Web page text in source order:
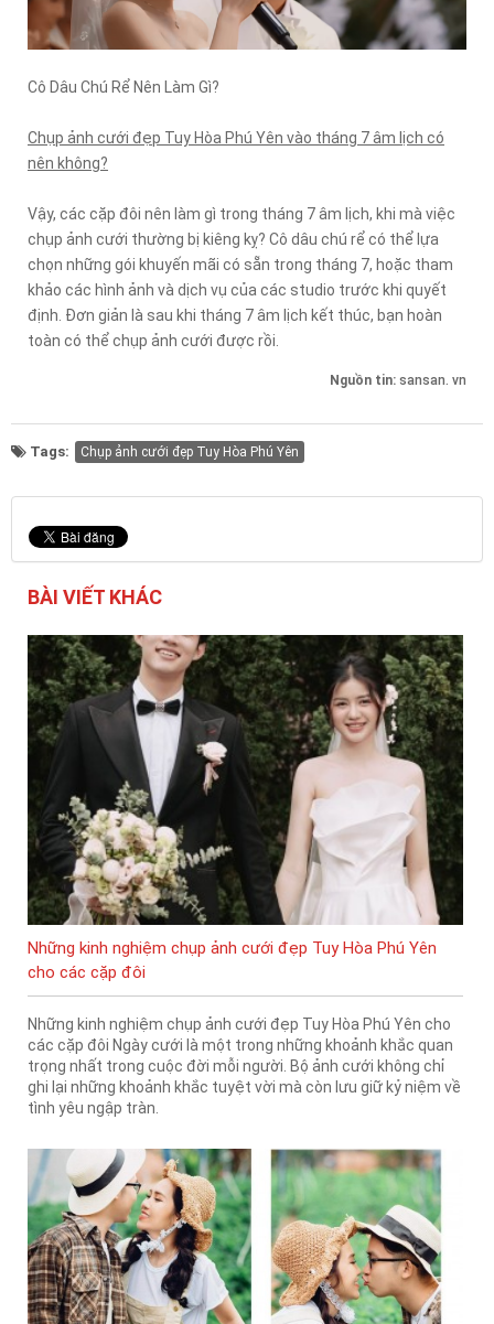
Cô Dâu Chú Rể Nên Làm Gì?
Chụp ảnh cưới đẹp Tuy Hòa Phú Yên vào tháng 7 âm lịch có
nên không?
Vậy, các cặp đôi nên làm gì trong tháng 7 âm lịch, khi mà việc
chụp ảnh cưới thường bị kiêng kỵ? Cô dâu chú rể có thể lựa
chọn những gói khuyến mãi có sẵn trong tháng 7, hoặc tham
khảo các hình ảnh và dịch vụ của các studio trước khi quyết
định. Đơn giản là sau khi tháng 7 âm lịch kết thúc, bạn hoàn
toàn có thể chụp ảnh cưới được rồi.
Nguồn tin: sansan. vn
Tags: Chụp ảnh cưới đẹp Tuy Hòa Phú Yên
BÀI VIẾT KHÁC
Những kinh nghiệm chụp ảnh cưới đẹp Tuy Hòa Phú Yên
cho các cặp đôi
Những kinh nghiệm chụp ảnh cưới đẹp Tuy Hòa Phú Yên cho
các cặp đôi Ngày cưới là một trong những khoảnh khắc quan
trọng nhất trong cuộc đời mỗi người. Bộ ảnh cưới không chỉ
ghi lại những khoảnh khắc tuyệt vời mà còn lưu giữ kỷ niệm về
tình yêu ngập tràn.